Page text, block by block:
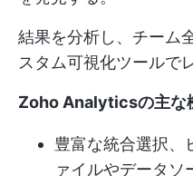
結果を分析し、チーム
スタム可視化ツールで
Zoho Analyticsの主な
豊富な統合選択、
ァイルやデータソ